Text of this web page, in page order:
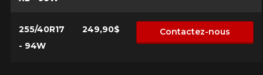
255/40R17
- 94W
249,90$ Contactez-nous